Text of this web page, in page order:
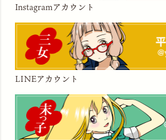
Instagramアカウント
LINEアカウント